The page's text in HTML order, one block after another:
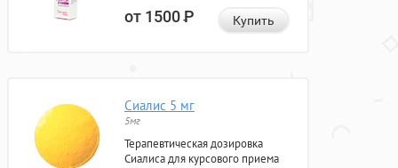
от 1500Р Купить
Сиалис 5 мг
5мг
Терапевтическая дозировка
Сиалиса для курсового приема